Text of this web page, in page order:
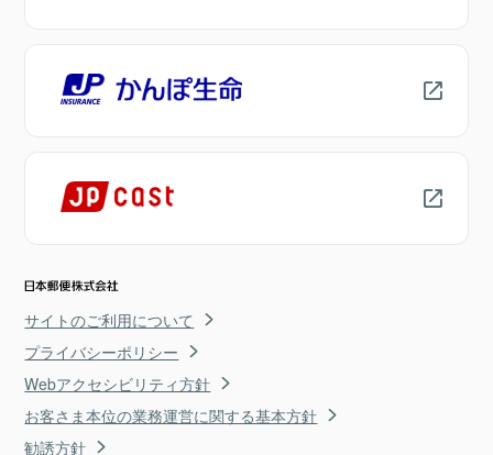
サイトのご利用について
プライバシーポリシー
Webアクセシビリティ方針
お客さま本位の業務運営に関する基本方針
勧誘方針